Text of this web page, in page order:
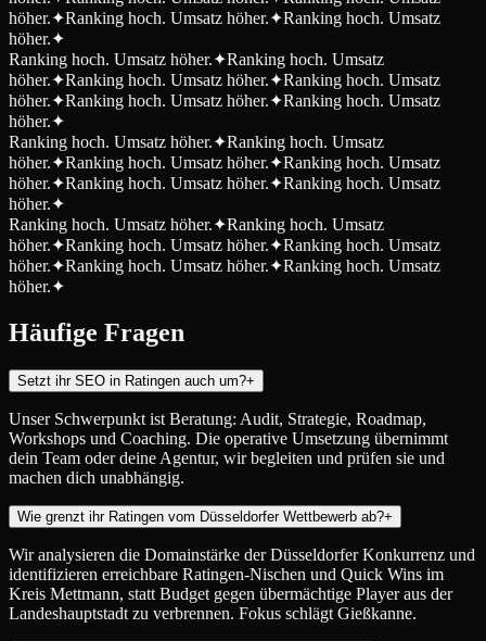
höher.✦Ranking hoch. Umsatz höher.✦Ranking hoch. Umsatz
höher.✦
Ranking hoch. Umsatz höher.✦Ranking hoch. Umsatz
höher.✦Ranking hoch. Umsatz höher.✦Ranking hoch. Umsatz
höher.✦Ranking hoch. Umsatz höher.✦Ranking hoch. Umsatz
höher.✦
Ranking hoch. Umsatz höher.✦Ranking hoch. Umsatz
höher.✦Ranking hoch. Umsatz höher.✦Ranking hoch. Umsatz
höher.✦Ranking hoch. Umsatz höher.✦Ranking hoch. Umsatz
höher.✦
Ranking hoch. Umsatz höher.✦Ranking hoch. Umsatz
höher.✦Ranking hoch. Umsatz höher.✦Ranking hoch. Umsatz
höher.✦Ranking hoch. Umsatz höher.✦Ranking hoch. Umsatz
höher.✦
Häufige Fragen
Setzt ihr SEO in Ratingen auch um?+
Unser Schwerpunkt ist Beratung: Audit, Strategie, Roadmap,
Workshops und Coaching. Die operative Umsetzung übernimmt
dein Team oder deine Agentur, wir begleiten und prüfen sie und
machen dich unabhängig.
Wie grenzt ihr Ratingen vom Düsseldorfer Wettbewerb ab?+
Wir analysieren die Domainstärke der Düsseldorfer Konkurrenz und
identifizieren erreichbare Ratingen-Nischen und Quick Wins im
Kreis Mettmann, statt Budget gegen übermächtige Player aus der
Landeshauptstadt zu verbrennen. Fokus schlägt Gießkanne.